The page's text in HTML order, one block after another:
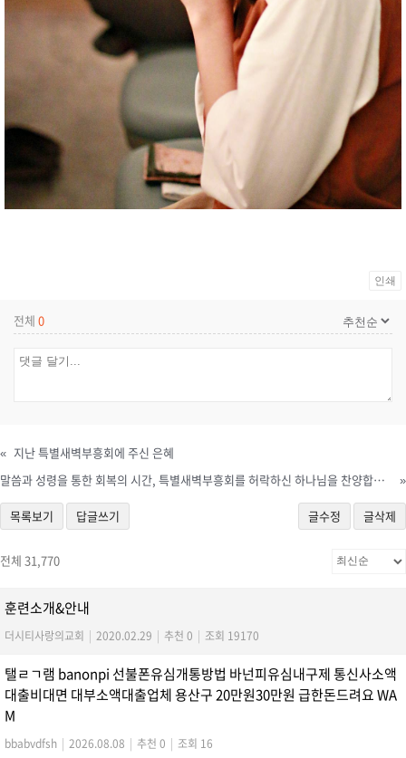
인쇄
전체 0
« 지난 특별새벽부흥회에 주신 은혜
말씀과 성령을 통한 회복의 시간, 특별새벽부흥회를 허락하신 하나님을 찬양합니다.
»
목록보기 답글쓰기 글수정 글삭제
전체 31,770
훈련소개&안내
더시티사랑의교회 | 2020.02.29 | 추천 0 | 조회 19170
탤ㄹㄱ램 banonpi 선불폰유심개통방법 바넌피유심내구제 통신사소액
대출비대면 대부소액대출업체 용산구 20만원30만원 급한돈드려요 WA
M
bbabvdfsh | 2026.08.08 | 추천 0 | 조회 16